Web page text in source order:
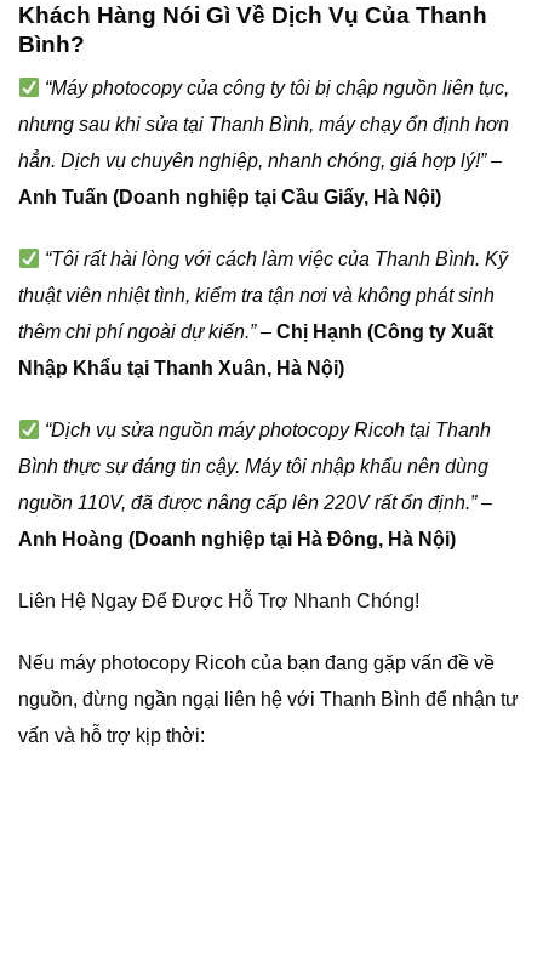
Khách Hàng Nói Gì Về Dịch Vụ Của Thanh
Bình?
“Máy photocopy của công ty tôi bị chập nguồn liên tục,
nhưng sau khi sửa tại Thanh Bình, máy chạy ổn định hơn
hẳn. Dịch vụ chuyên nghiệp, nhanh chóng, giá hợp lý!”–
Anh Tuấn (Doanh nghiệp tại Cầu Giấy, Hà Nội)
“Tôi rất hài lòng với cách làm việc của Thanh Bình. Kỹ
thuật viên nhiệt tình, kiểm tra tận nơi và không phát sinh
thêm chi phí ngoài dự kiến.”– Chị Hạnh (Công ty Xuất
Nhập Khẩu tại Thanh Xuân, Hà Nội)
“Dịch vụ sửa nguồn máy photocopy Ricoh tại Thanh
Bình thực sự đáng tin cậy. Máy tôi nhập khẩu nên dùng
nguồn 110V, đã được nâng cấp lên 220V rất ổn định.”–
Anh Hoàng (Doanh nghiệp tại Hà Đông, Hà Nội)
Liên Hệ Ngay Để Được Hỗ Trợ Nhanh Chóng!
Nếu máy photocopy Ricoh của bạn đang gặp vấn đề về
nguồn, đừng ngần ngại liên hệ với Thanh Bình để nhận tư
vấn và hỗ trợ kịp thời: